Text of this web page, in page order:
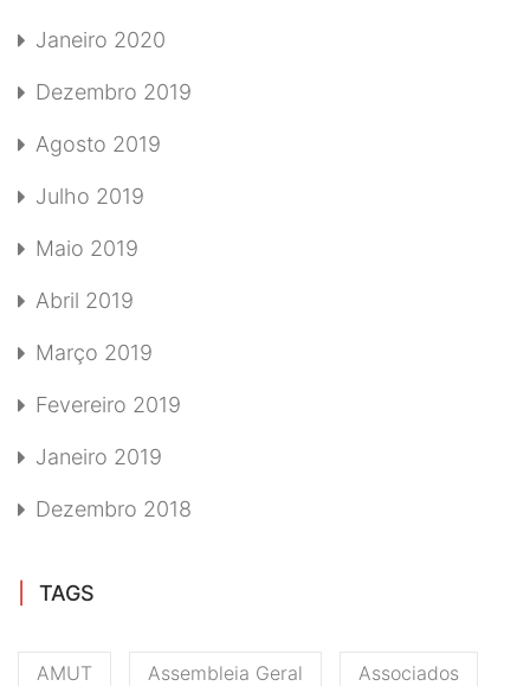
Janeiro 2020
Dezembro 2019
Agosto 2019
Julho 2019
Maio 2019
Abril 2019
Março 2019
Fevereiro 2019
Janeiro 2019
Dezembro 2018
TAGS
AMUT Assembleia Geral Associados